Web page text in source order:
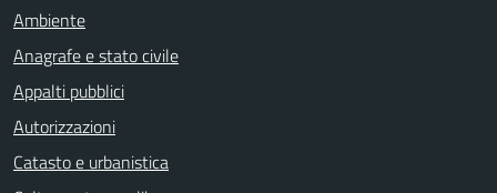
Ambiente
Anagrafe e stato civile
Appalti pubblici
Autorizzazioni
Catasto e urbanistica